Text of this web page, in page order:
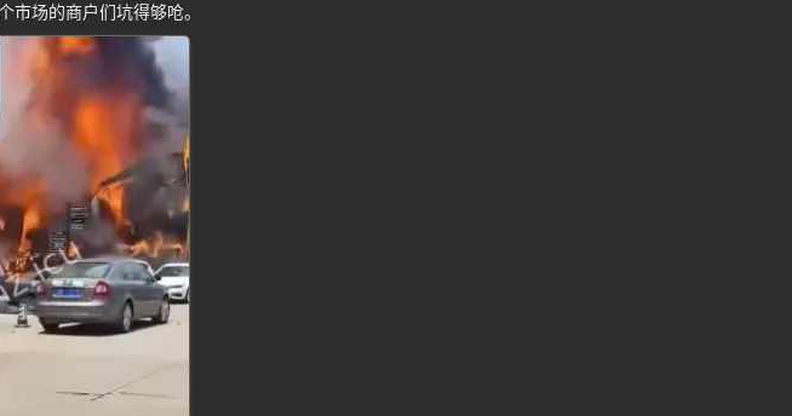
市场的商户们坑得够呛。